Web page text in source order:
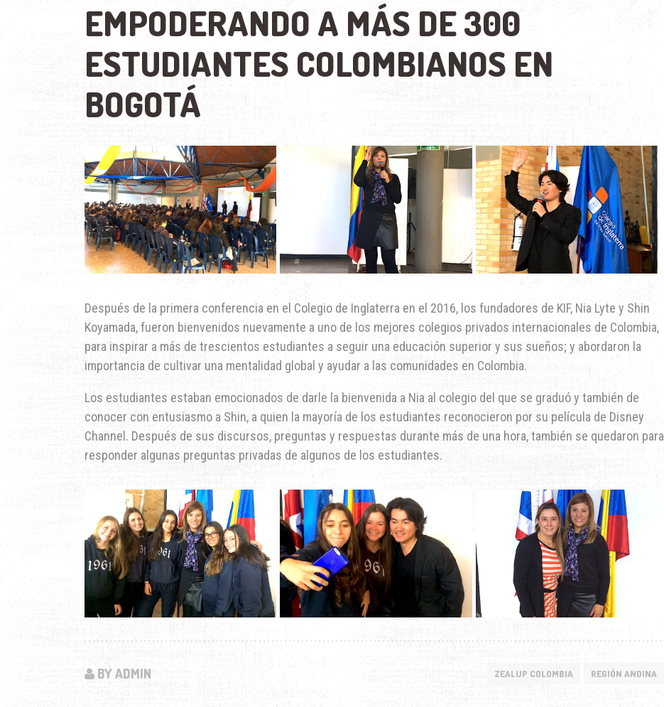
EMPODERANDO A MÁS DE 300
ESTUDIANTES COLOMBIANOS EN
BOGOTÁ
Después de la primera conferencia en el Colegio de Inglaterra en el 2016, los fundadores de KIF, Nia Lyte y Shin
Koyamada, fueron bienvenidos nuevamente a uno de los mejores colegios privados internacionales de Colombia,
para inspirar a más de trescientos estudiantes a seguir una educación superior y sus sueños; y abordaron la
importancia de cultivar una mentalidad global y ayudar a las comunidades en Colombia.
Los estudiantes estaban emocionados de darle la bienvenida a Nia al colegio del que se graduó y también de
conocer con entusiasmo a Shin, a quien la mayoría de los estudiantes reconocieron por su película de Disney
Channel. Después de sus discursos, preguntas y respuestas durante más de una hora, también se quedaron para
responder algunas preguntas privadas de algunos de los estudiantes.
BY ADMIN ZEALUP COLOMBIA REGIÓN ANDINA